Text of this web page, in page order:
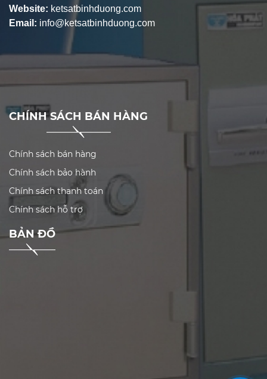
Website: ketsatbinhduong.com
Email: info@ketsatbinhduong.com
CHÍNH SÁCH BÁN HÀNG
Chính sách bán hàng
Chính sách bảo hành
Chính sách thanh toán
Chính sách hỗ trợ
BẢN ĐỒ